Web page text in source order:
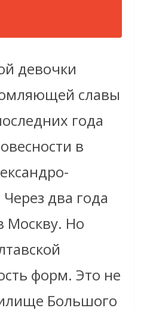
девочки
славы
года
в
два года
Москву. Но
форм. Это не
Большого